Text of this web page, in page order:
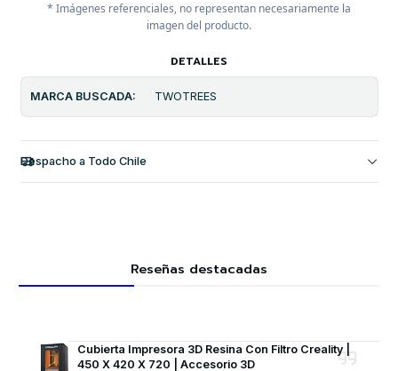
* Imágenes referenciales, no representan necesariamente la
imagen del producto.
DETALLES
MARCA BUSCADA: TWOTREES
Despacho a Todo Chile
Reseñas destacadas
Cubierta Impresora 3D Resina Con Filtro Creality |
450 X 420 X 720 | Accesorio 3D